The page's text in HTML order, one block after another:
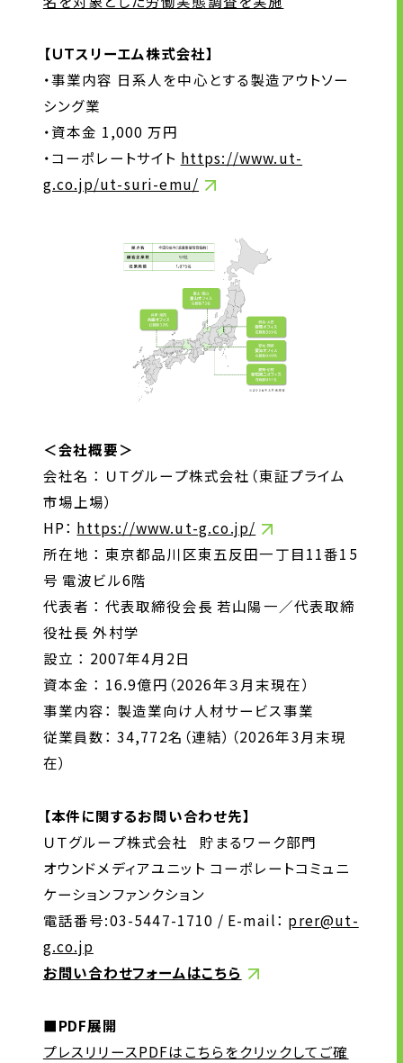
【ＵＴスリーエム株式会社】
・事業内容 日系人を中心とする製造アウトソー
シング業
・資本金 1,000 万円
・コーポレートサイト https://www.ut-
g.co.jp/ut-suri-emu/
＜会社概要＞
会社名 ： ＵＴグループ株式会社（東証プライム
市場上場）
HP： https://www.ut-g.co.jp/
所在地 ： 東京都品川区東五反田一丁目11番15
号 電波ビル6階
代表者 ： 代表取締役会長 若山陽一／代表取締
役社長 外村学
設立 ： 2007年4月2日
資本金 ： 16.9億円（2026年３月末現在）
事業内容： 製造業向け人材サービス事業
従業員数： 34,772名（連結）（2026年3月末現
在）
【本件に関するお問い合わせ先】
ＵＴグループ株式会社 貯まるワーク部門
オウンドメディアユニット コーポレートコミュニ
ケーションファンクション
電話番号:03-5447-1710 / E-mail： prer@ut-
g.co.jp
お問い合わせフォームはこちら
■PDF展開
プレスリリースPDFはこちらをクリックしてご確